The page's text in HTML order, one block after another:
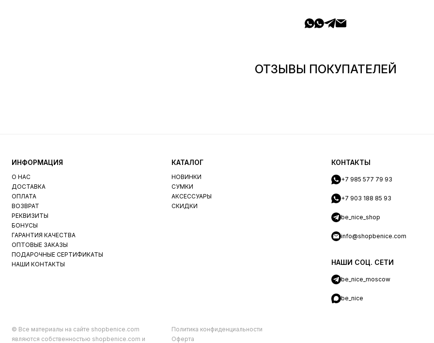
ОТЗЫВЫ ПОКУПАТЕЛЕЙ
ИНФОРМАЦИЯ
О НАС
ДОСТАВКА
ОПЛАТА
ВОЗВРАТ
РЕКВИЗИТЫ
БОНУСЫ
ГАРАНТИЯ КАЧЕСТВА
ОПТОВЫЕ ЗАКАЗЫ
ПОДАРОЧНЫЕ СЕРТИФИКАТЫ
НАШИ КОНТАКТЫ
КАТАЛОГ
НОВИНКИ
СУМКИ
АКСЕССУАРЫ
СКИДКИ
КОНТАКТЫ
+7 985 577 79 93
+7 903 188 85 93
be_nice_shop
info@shopbenice.com
НАШИ СОЦ. СЕТИ
be_nice_moscow
be_nice
© Все материалы на сайте shopbenice.com
являются собственностью shopbenice.com и
Политика конфиденциальности
Оферта